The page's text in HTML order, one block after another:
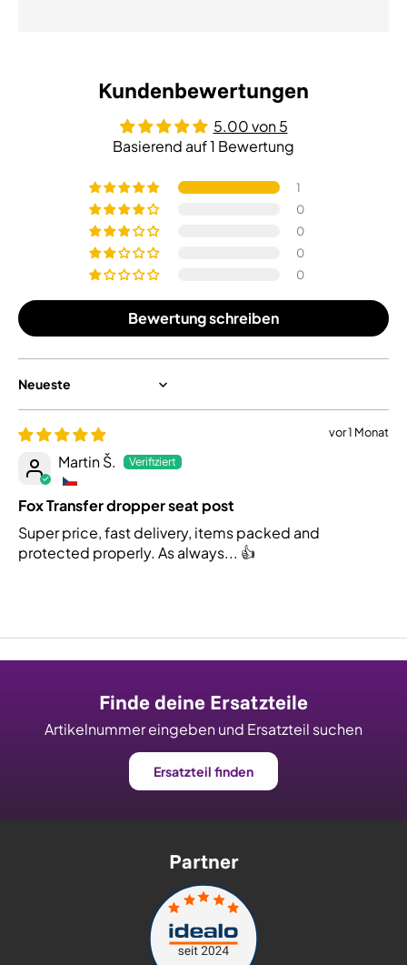
Kundenbewertungen
5.00 von 5
Basierend auf 1 Bewertung
1
0
0
0
0
Bewertung schreiben
Sort by
vor 1 Monat
Martin Š.
Fox Transfer dropper seat post
Super price, fast delivery, items packed and
protected properly. As always... 👍
Finde deine Ersatzteile
Artikelnummer eingeben und Ersatzteil suchen
Ersatzteil finden
Partner